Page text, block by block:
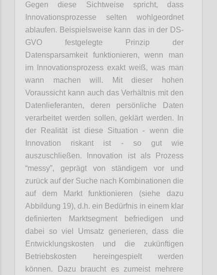
Gegen diese Sichtweise spricht, dass
Innovationsprozesse selten wohlgeordnet
ablaufen. Beispielsweise kann das in der DS-
GVO festgelegte Prinzip der
Datensparsamkeit funktionieren, wenn man
im Innovationsprozess exakt weiß, was man
wann machen will. Mit dieser hohen
Voraussicht kann auch das Verhältnis mit den
Datenlieferanten, deren persönliche Daten
verarbeitet werden sollen, geklärt werden. In
der Realität ist diese Situation - wenn die
Innovation riskant ist - so gut wie
auszuschließen. Innovation ist als Prozess
“messy”, geprägt von ständigem vor und
zurück auf der Suche nach Kombinationen die
auf dem Markt funktionieren (siehe dazu
Abbildung 19), d.h. ein Bedürfnis in einem klar
definierten Marktsegment befriedigen und
dabei so viel Umsatz generieren, dass die
Entwicklungskosten und die zukünftigen
Betriebskosten hereingespielt werden
können. Dazu braucht es zumeist mehrere